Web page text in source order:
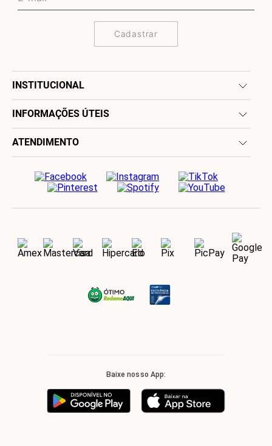
Cadastrar
INSTITUCIONAL
INFORMAÇÕES ÚTEIS
ATENDIMENTO
Baixe nosso App: